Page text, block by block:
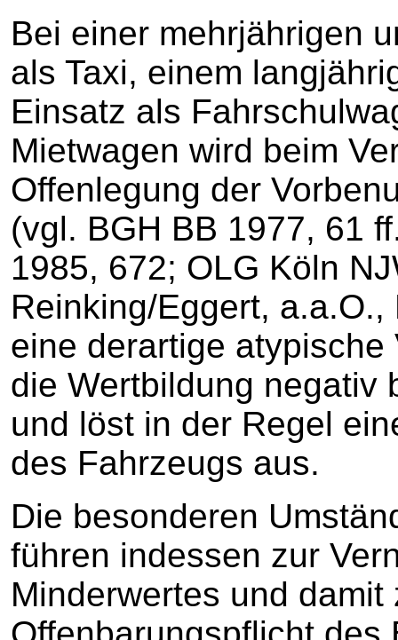
Bei einer mehrjährigen
als Taxi, einem
Einsatz als
Mietwagen wird beim
Offenlegung der
(vgl. BGH BB 1977, 61
1985, 672; OLG Köln
Reinking/Eggert,
eine derartige
die Wertbildung negativ
und löst in der Regel
des Fahrzeugs aus.
Die besonderen
führen indessen zur
Minderwertes und